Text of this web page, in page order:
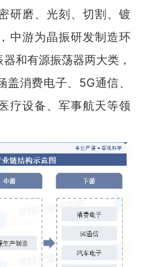
研磨、光刻、切割、镀
中游为晶振研发制造环
和有源振荡器两大类，
消费电子、5G通信、
疗设备、军事航天等领